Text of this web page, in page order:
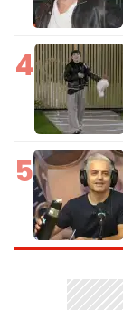
4
5